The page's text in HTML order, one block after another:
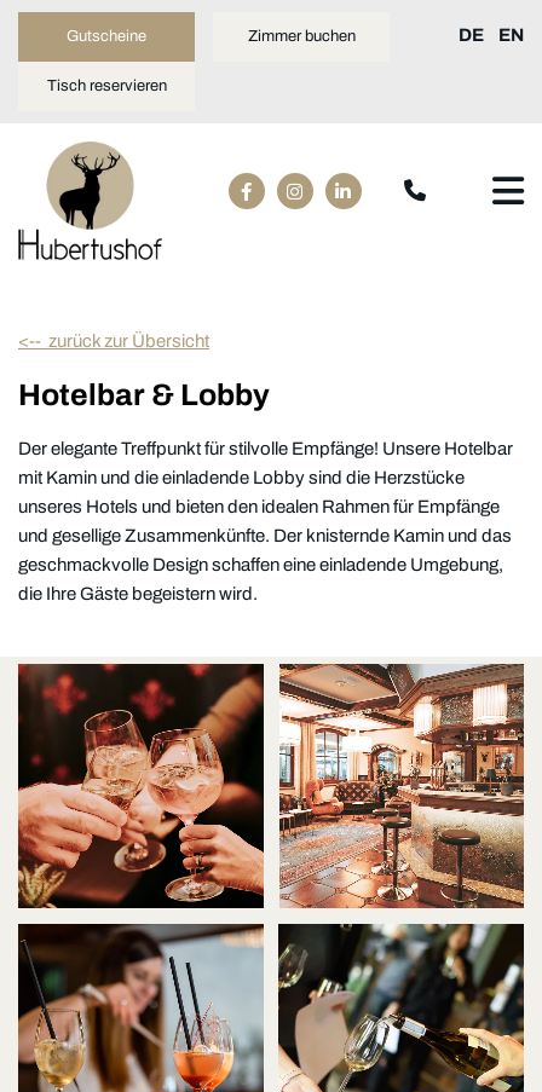
Gutscheine Zimmer buchen
Tisch reservieren
DE EN
<-- zurück zur Übersicht
Hotelbar & Lobby
Der elegante Treffpunkt für stilvolle Empfänge! Unsere Hotelbar
mit Kamin und die einladende Lobby sind die Herzstücke
unseres Hotels und bieten den idealen Rahmen für Empfänge
und gesellige Zusammenkünfte. Der knisternde Kamin und das
geschmackvolle Design schaffen eine einladende Umgebung,
die Ihre Gäste begeistern wird.